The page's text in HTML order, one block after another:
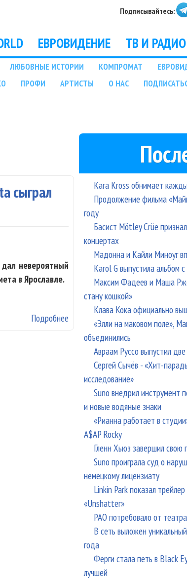
Подписывайтесь:
ЕВРОВИДЕНИЕ ТВ И РАДИО
ЛЮБОВНЫЕ ИСТОРИИ КОМПРОМАТ
ПРОФИ АРТИСТЫ О НАС
сыграл
невероятный
в Ярославле.
Подробнее о Дивное барокко из Италии: La
Kara Kross обнимает
Продолжение фильма
году
Басист Mötley Crüe
концертах
Мадонна и Кайли Миноуг
Karol G выпустила альбом
Максим Фадеев и Маша
стану кошкой»
Клава Кока официально
«Элли на маковом поле»,
объединились
Авраам Руссо выпустил
Сергей Сычёв - «Хит-
исследование»
Suno внедрил инструмент
и новые водяные знаки
«Рианна работает в
A$AP Rocky
Гленн Хьюз завершил свою
Suno проиграла суд о
немецкому лицензиату
Linkin Park показал
«Unshatter»
РАО потребовало от
В сеть выложен
года
Ферги стала петь в Black
лучшей